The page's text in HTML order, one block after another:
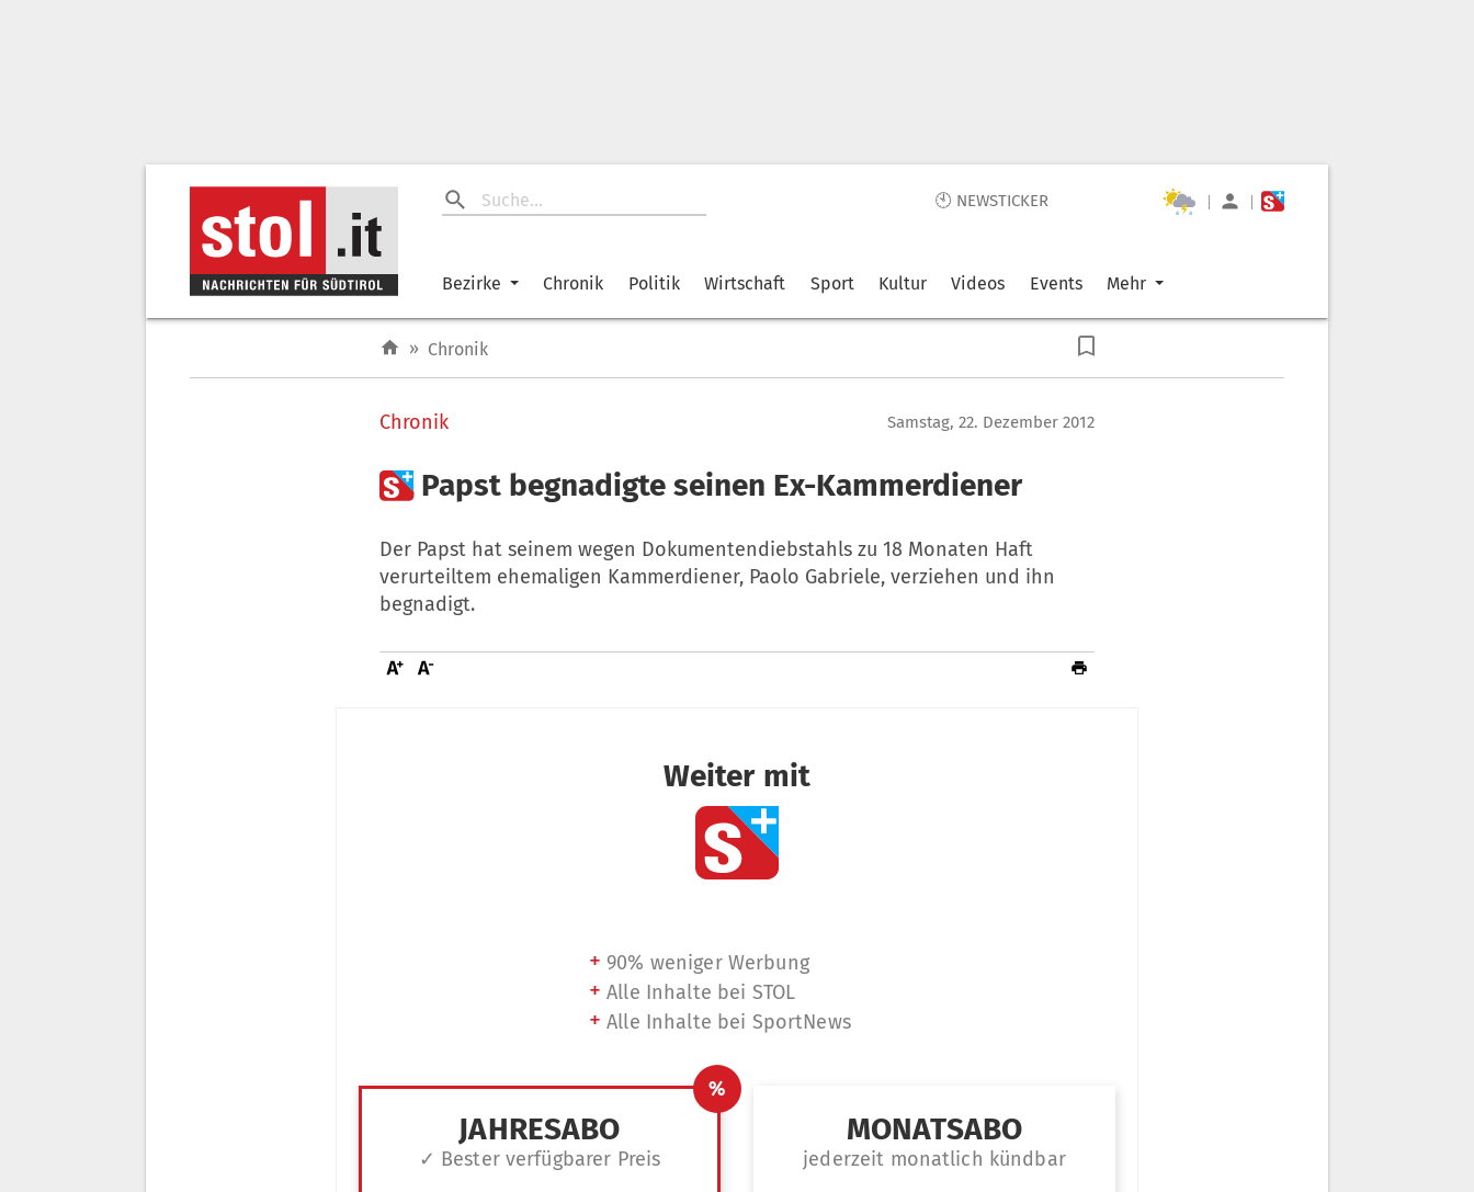
🕙 NEWSTICKER | |
Bezirke Chronik Politik Wirtschaft Sport Kultur Videos Events Mehr
» Chronik
Chronik Samstag, 22. Dezember 2012
 Papst begnadigte seinen Ex-Kammerdiener
Der Papst hat seinem wegen Dokumentendiebstahls zu 18 Monaten Haft
verurteiltem ehemaligen Kammerdiener, Paolo Gabriele, verziehen und ihn
begnadigt.